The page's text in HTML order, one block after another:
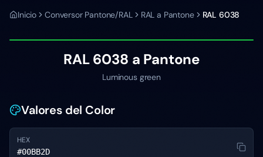
Inicio Conversor Pantone/RAL RAL a Pantone RAL 6038
RAL 6038 a Pantone
Luminous green
Valores del Color
HEX
#00BB2D